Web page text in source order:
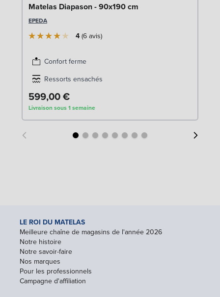
Matelas Diapason - 90x190 cm
EPEDA
4 6 avis
Confort ferme
Ressorts ensachés
599,00 €
Livraison sous 1 semaine
LE ROI DU MATELAS
Meilleure chaîne de magasins de l'année 2026
Notre histoire
Notre savoir-faire
Nos marques
Pour les professionnels
Campagne d'affiliation